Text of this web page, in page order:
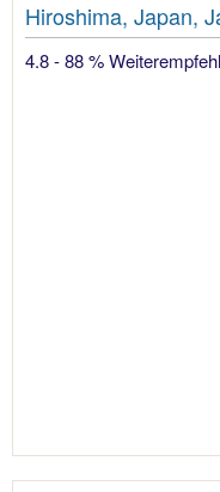
Hiroshima, Japan,
4.8 - 88 %